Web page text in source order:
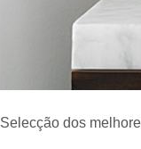
Selecção dos